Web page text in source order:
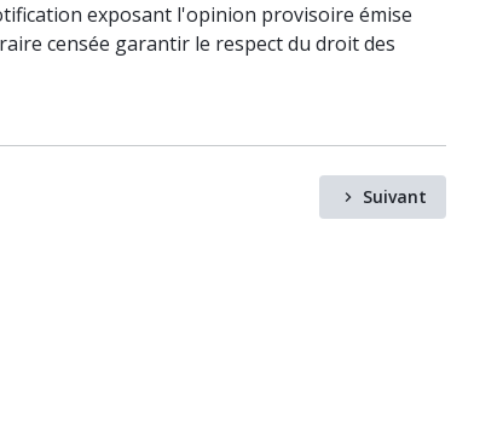
exposant l'opinion provisoire émise
censée garantir le respect du droit des
Suivant